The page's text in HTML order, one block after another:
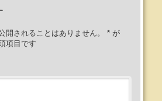
開されることはありません。 * が
項目です